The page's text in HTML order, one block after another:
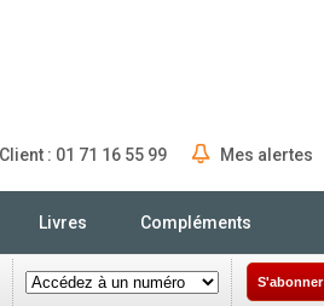
: 01 71 16 55 99 Mes alertes
Livres Compléments
S'abonner